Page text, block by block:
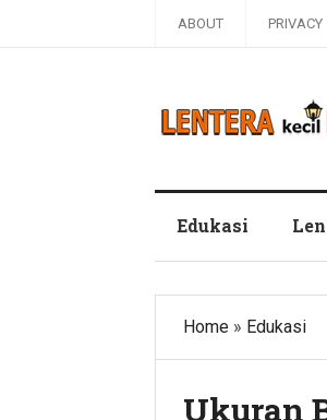
ABOUT PRIVACY
Edukasi
Home » Edukasi
Ukuran